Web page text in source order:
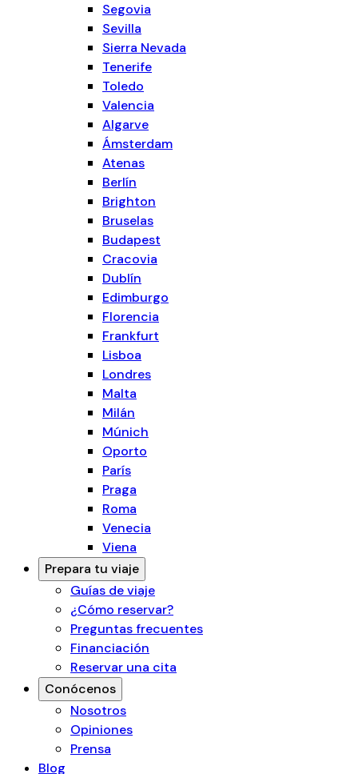
Segovia
Sevilla
Sierra Nevada
Tenerife
Toledo
Valencia
Algarve
Ámsterdam
Atenas
Berlín
Brighton
Bruselas
Budapest
Cracovia
Dublín
Edimburgo
Florencia
Frankfurt
Lisboa
Londres
Malta
Milán
Múnich
Oporto
París
Praga
Roma
Venecia
Viena
Prepara tu viaje
Guías de viaje
¿Cómo reservar?
Preguntas frecuentes
Financiación
Reservar una cita
Conócenos
Nosotros
Opiniones
Prensa
Blog